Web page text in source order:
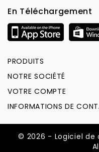
En Téléchargement
PRODUITS
NOTRE SOCIÉTÉ
VOTRE COMPTE
INFORMATIONS DE
© 2026 - Logiciel